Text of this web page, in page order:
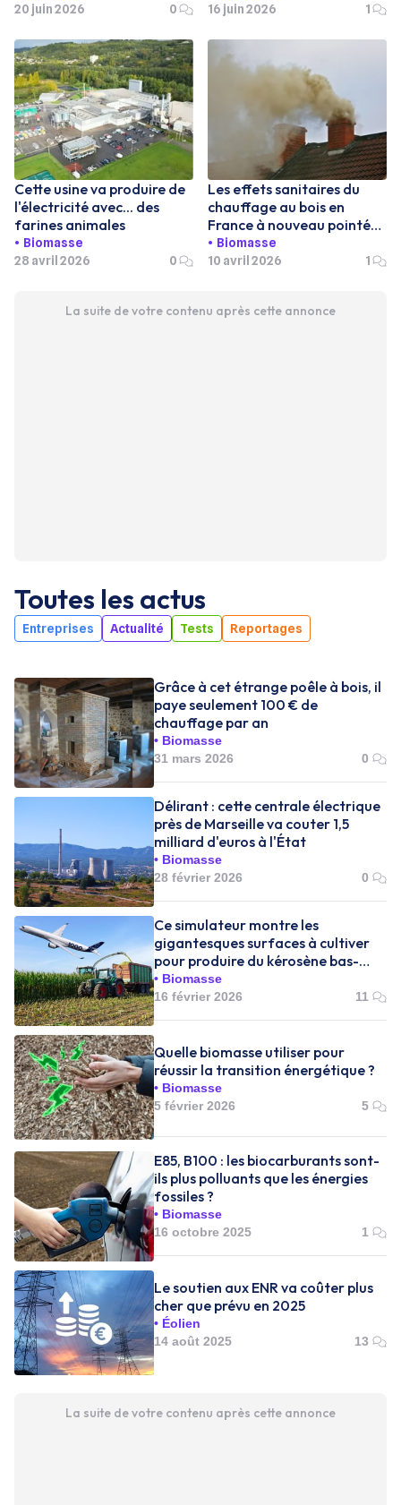
20 juin 2026
0
16 juin 2026
1
Cette usine va produire de
l'électricité avec... des
farines animales
Biomasse
28 avril 2026
0
Les effets sanitaires du
chauffage au bois en
France à nouveau pointés
du doigt
Biomasse
10 avril 2026
1
La suite de votre contenu après cette annonce
Toutes les actus
Entreprises Actualité Tests Reportages
Grâce à cet étrange poêle à bois, il
paye seulement 100 € de
chauffage par an
Biomasse
31 mars 2026
0
Délirant : cette centrale électrique
près de Marseille va couter 1,5
milliard d'euros à l'État
Biomasse
28 février 2026
0
Ce simulateur montre les
gigantesques surfaces à cultiver
pour produire du kérosène bas-
carbone
Biomasse
16 février 2026
11
Quelle biomasse utiliser pour
réussir la transition énergétique ?
Biomasse
5 février 2026
5
E85, B100 : les biocarburants sont-
ils plus polluants que les énergies
fossiles ?
Biomasse
16 octobre 2025
1
Le soutien aux ENR va coûter plus
cher que prévu en 2025
Éolien
14 août 2025
13
La suite de votre contenu après cette annonce